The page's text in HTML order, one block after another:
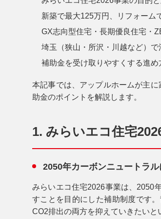
新築で最大125万円、リフォーム
GX志向型住宅・長期優良住宅・
埼玉（狭山・所沢・川越など）
補助金を受け取りやすくする進め
本記事では、アップルホームが主
助金のポイントを解説します。
1. みらいエコ住宅
2050年カーボンニュートラ
みらいエコ住宅2026事業は、2050
すことを目的にした補助制度です
CO2排出の両方を抑えていきたいと